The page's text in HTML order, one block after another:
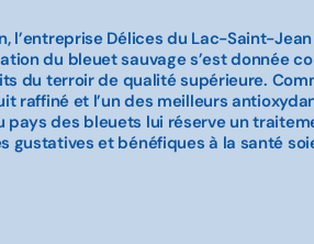
l’entreprise Délices du Lac-Saint-
du bleuet sauvage s’est donnée
du terroir de qualité supérieure.
raffiné et l’un des meilleurs
des bleuets lui réserve un
gustatives et bénéfiques à la santé